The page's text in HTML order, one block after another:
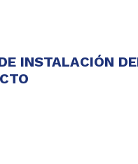
INSTALACIÓN